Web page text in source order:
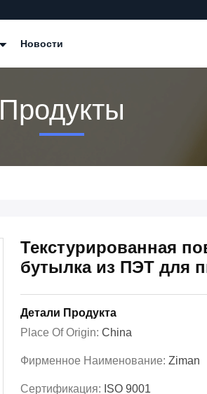
Новости
Продукты
Текстурированная
бутылка из ПЭТ для
Детали Продукта
Place Of Origin: China
Фирменное Наименование: Ziman
Сертификация: ISO 9001